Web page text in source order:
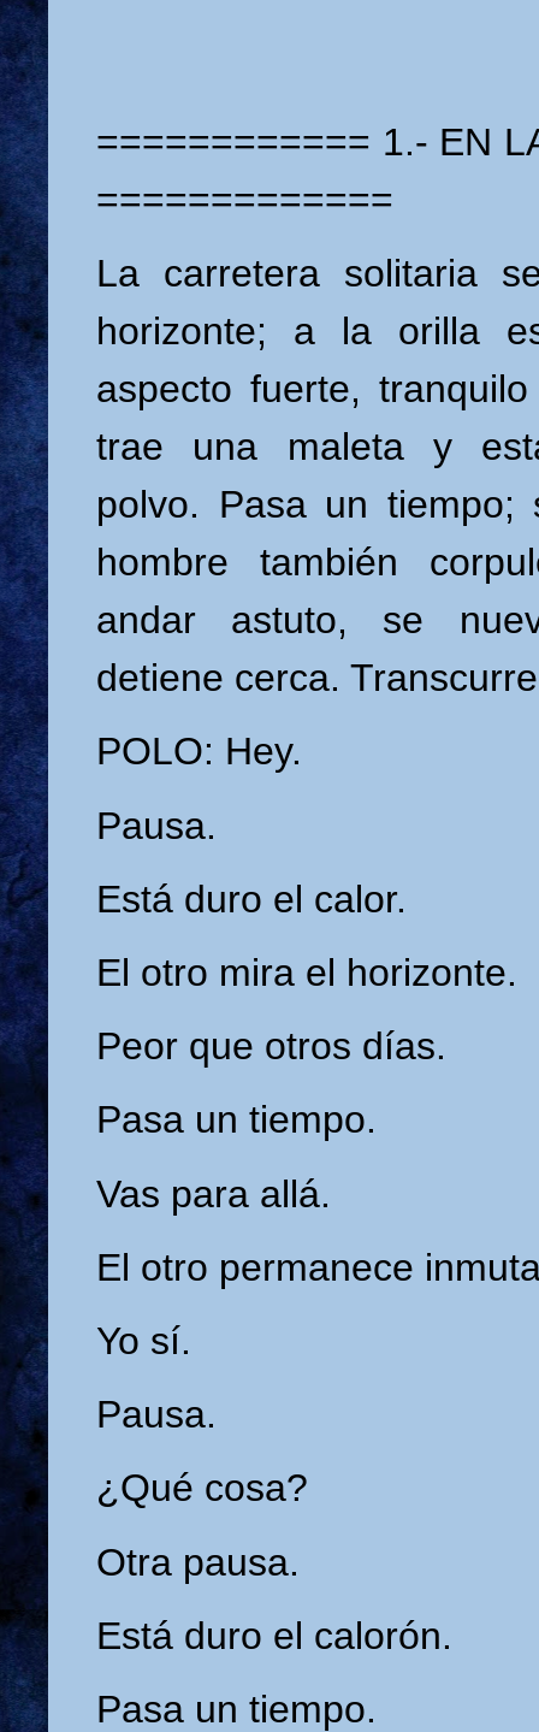
============ 1.- EN
=============
La carretera solitaria
horizonte; a la orilla
aspecto fuerte,
trae una maleta y
polvo. Pasa un tiempo;
hombre también
andar astuto, se
detiene cerca.
POLO: Hey.
Pausa.
Está duro el calor.
El otro mira el horizonte.
Peor que otros días.
Pasa un tiempo.
Vas para allá.
El otro permanece
Yo sí.
Pausa.
¿Qué cosa?
Otra pausa.
Está duro el calorón.
Pasa un tiempo.